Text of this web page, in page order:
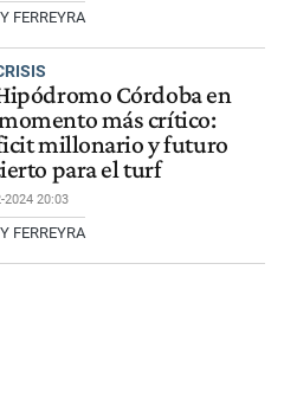
FERREYRA
Córdoba en
más crítico:
millonario y futuro
para el turf
2024 20:03
FERREYRA